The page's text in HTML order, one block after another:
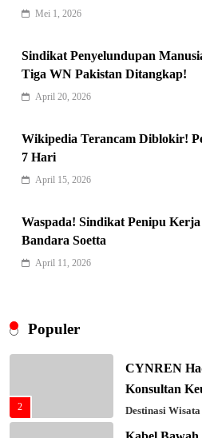
Populer
5
Kunci Rantai
Hukum &
6 Editorial
Xenco
2
CYNREN
Konsultan
Sentuhan AI
Destinasi Wisata
Mei 1, 2026
Sindikat Penyelundupan
Tiga WN Pakistan Ditangkap!
April 20, 2026
Wikipedia Terancam Diblokir!
7 Hari
April 15, 2026
Waspada! Sindikat Penipu
Bandara Soetta
April 11, 2026